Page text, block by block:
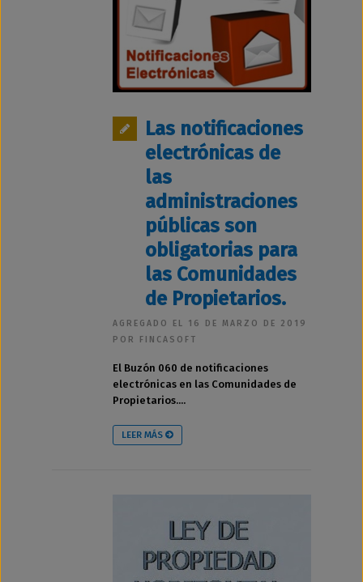
Las notificaciones
electrónicas de
las
administraciones
públicas son
obligatorias para
las Comunidades
de Propietarios.
AGREGADO EL 16 DE MARZO DE 2019
POR FINCASOFT
El Buzón 060 de notificaciones
electrónicas en las Comunidades de
Propietarios....
LEER MÁS